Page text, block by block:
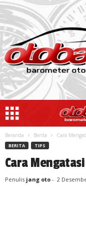
Beranda Berita Cara
BERITA TIPS
Cara
Penulis jang oto - 2